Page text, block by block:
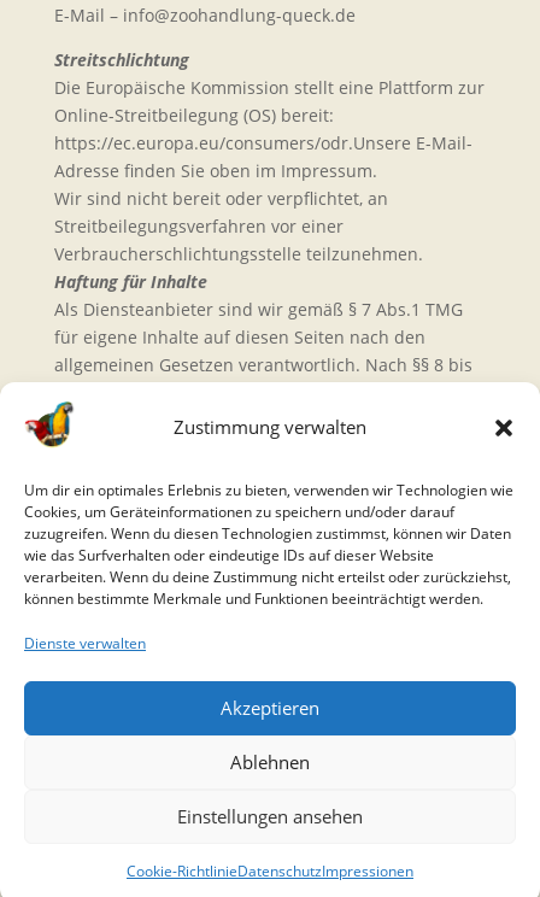
Zustimmung verwalten
Um dir ein optimales Erlebnis zu bieten, verwenden wir Technologien wie
Cookies, um Geräteinformationen zu speichern und/oder darauf
zuzugreifen. Wenn du diesen Technologien zustimmst, können wir Daten
wie das Surfverhalten oder eindeutige IDs auf dieser Website
verarbeiten. Wenn du deine Zustimmung nicht erteilst oder zurückziehst,
können bestimmte Merkmale und Funktionen beeinträchtigt werden.
Dienste verwalten
Akzeptieren
Ablehnen
Einstellungen ansehen
Cookie-RichtlinieDatenschutzImpressionen
E-Mail – info@zoohandlung-queck.de
Streitschlichtung
Die Europäische Kommission stellt eine Plattform zur
Online-Streitbeilegung (OS) bereit:
https://ec.europa.eu/consumers/odr.Unsere E-Mail-
Adresse finden Sie oben im Impressum.
Wir sind nicht bereit oder verpflichtet, an
Streitbeilegungsverfahren vor einer
Verbraucherschlichtungsstelle teilzunehmen.
Haftung für Inhalte
Als Diensteanbieter sind wir gemäß § 7 Abs.1 TMG
für eigene Inhalte auf diesen Seiten nach den
allgemeinen Gesetzen verantwortlich. Nach §§ 8 bis
verpflichtet, übermittelte oder gespeicherte fremde
Informationen zu überwachen oder nach Umständen
hinweisen.
Verpflichtungen zur Entfernung oder Sperrung der
Nutzung von Informationen nach den allgemeinen
Gesetzen bleiben hiervon unberührt. Eine
diesbezügliche Haftung ist jedoch erst ab dem
Zeitpunkt der Kenntnis einer konkreten
Rechtsverletzungen werden wir diese Inhalte
Unser Angebot enthält Links zu externen Websites
Dritter, auf deren Inhalte wir keinen Einfluss haben.
Deshalb können wir für diese fremden Inhalte auch